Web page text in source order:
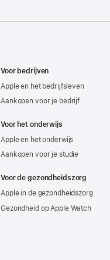
Voor bedrijven
Apple en het bedrijfsleven
Aankopen voor je bedrijf
Voor het onderwijs
Apple en het onderwijs
Aankopen voor je studie
Voor de gezondheidszorg
Apple in de gezondheidszorg
Gezondheid op Apple Watch